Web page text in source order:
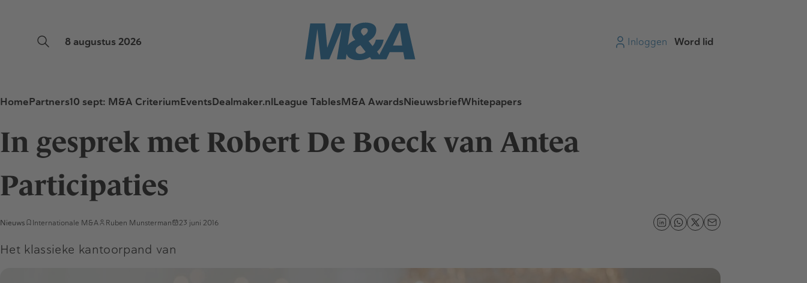
8 augustus 2026 Inloggen Word lid
HomePartners10 sept: M&A CriteriumEventsDealmaker.nlLeague TablesM&A AwardsNieuwsbriefWhitepapers
In gesprek met Robert De Boeck van Antea
Participaties
Nieuws Internationale M&A Ruben Munsterman 23 juni 2016
Het klassieke kantoorpand van